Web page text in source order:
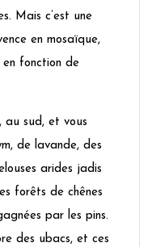
Mais c’est une
en mosaïque,
en fonction de
au sud, et vous
de lavande, des
arides jadis
forêts de chênes
par les pins.
des ubacs, et ces